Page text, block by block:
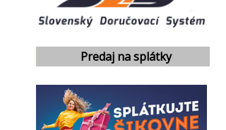
Predaj na splátky